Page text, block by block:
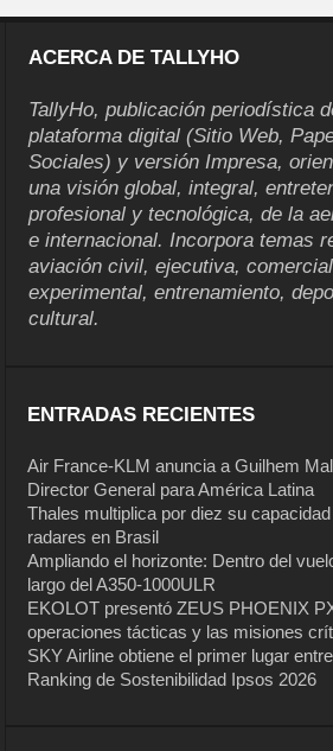
ACERCA DE TALLYHO
TallyHo, publicación periodística
plataforma digital (Sitio Web,
Sociales) y versión Impresa,
una visión global, integral,
profesional y tecnológica, de la
e internacional. Incorpora temas
aviación civil, ejecutiva,
experimental, entrenamiento,
cultural.
ENTRADAS RECIENTES
Air France-KLM anuncia a Guilhem
Director General para América Latina
Thales multiplica por diez su
radares en Brasil
Ampliando el horizonte: Dentro del
largo del A350-1000ULR
EKOLOT presentó ZEUS PHOENIX
operaciones tácticas y las misiones
SKY Airline obtiene el primer lugar
Ranking de Sostenibilidad Ipsos 2026